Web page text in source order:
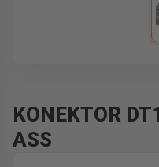
KONEKTOR
ASS